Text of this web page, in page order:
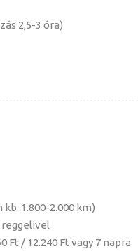
2,5-3 óra)
1.800-2.000 km)
Ft / 12.240 Ft vagy 7 napra